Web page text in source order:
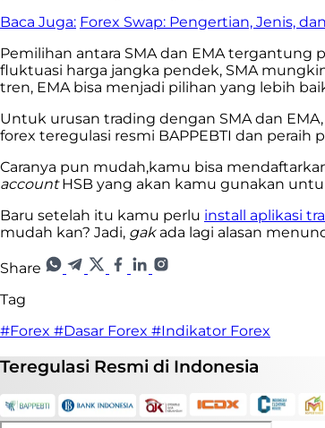
Baca Juga: Forex Swap: Pengertian, Jenis,
Pemilihan antara SMA dan EMA tergantung
fluktuasi harga jangka pendek, SMA
tren, EMA bisa menjadi pilihan yang lebih
Untuk urusan trading dengan SMA dan
forex teregulasi resmi BAPPEBTI dan
Caranya pun mudah,kamu bisa
accountHSB yang akan kamu gunakan
Baru setelah itu kamu perlu install aplikasi
mudah kan? Jadi, gak ada lagi alasan
Share
Tag
#Forex #Dasar Forex #Indikator Forex
Teregulasi Resmi di Indonesia